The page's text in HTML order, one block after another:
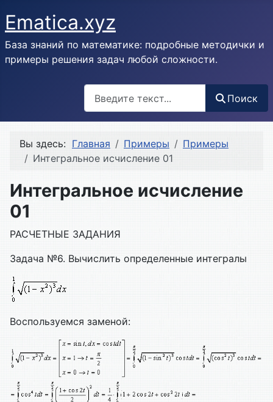
Ematica.xyz
База знаний по математике: подробные методички и
примеры решения задач любой сложности.
Поиск
Вы здесь: Главная Примеры
Примеры
Интегральное исчисление 01
Интегральное исчисление
01
РАСЧЕТНЫЕ ЗАДАНИЯ
Задача №6. Вычислить определенные интегралы
Воспользуемся заменой: